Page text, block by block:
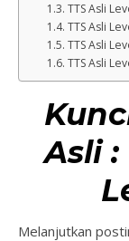
TTS Asli
TTS Asli
TTS Asli
TTS Asli
Asli :
Melanjutkan